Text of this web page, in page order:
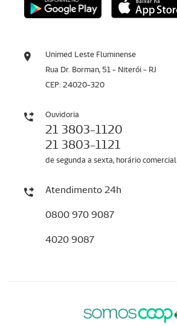
Unimed Leste Fluminense
Rua Dr. Borman, 51 - Niterói - RJ
CEP: 24020-320
Ouvidoria
21 3803-1120
21 3803-1121
de segunda a sexta, horário comercial
Atendimento 24h
0800 970 9087
4020 9087